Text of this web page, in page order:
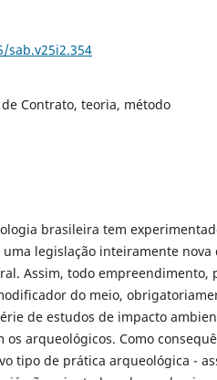
sab.v25i2.354
Contrato, teoria, método
brasileira tem
legislação inteiramente nova
Assim, todo empreendimento,
do meio,
de estudos de impacto
arqueológicos. Como
tipo de prática arqueológica -